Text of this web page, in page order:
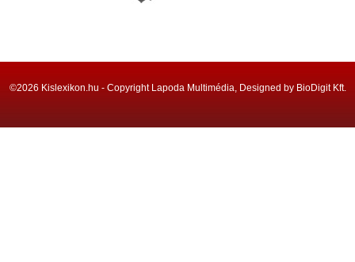
©2026 Kislexikon.hu - Copyright Lapoda Multimédia, Designed by BioDigit Kft.